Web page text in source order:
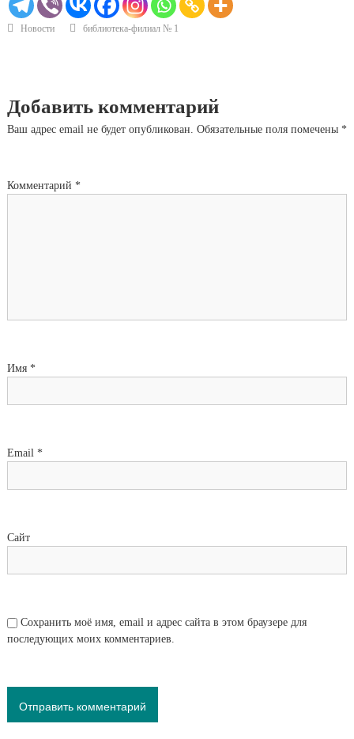
Новости библиотека-филиал № 1
Добавить комментарий
Ваш адрес email не будет опубликован. Обязательные поля помечены *
Комментарий *
Имя *
Email *
Сайт
Сохранить моё имя, email и адрес сайта в этом браузере для
последующих моих комментариев.